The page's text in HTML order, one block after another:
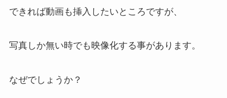
できれば動画も挿入したいところですが、
写真しか無い時でも映像化する事があります。
なぜでしょうか？